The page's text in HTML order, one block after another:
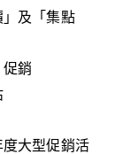
」及「集點
促銷
度大型促銷活